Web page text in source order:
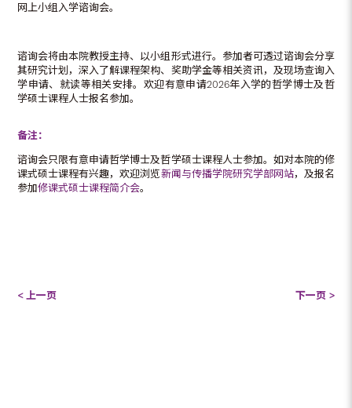
网上小组入学谘询会。
谘询会将由本院教授主持、以小组形式进行。参加者可透过谘询会分享
其研究计划，深入了解课程架构、奖助学金等相关资讯，及现场查询入
学申请、就读等相关安排。欢迎有意申请2026年入学的哲学博士及哲
学硕士课程人士报名参加。
备注：
谘询会只限有意申请哲学博士及哲学硕士课程人士参加。如对本院的修
课式硕士课程有兴趣，欢迎浏览新闻与传播学院研究学部网站，及报名
参加修课式硕士课程简介会。
< 上一页 下一页 >